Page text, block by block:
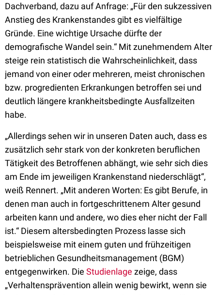
Dachverband, dazu auf Anfrage: „Für den sukzessiven
Anstieg des Krankenstandes gibt es vielfältige
Gründe. Eine wichtige Ursache dürfte der
demografische Wandel sein.“ Mit zunehmendem Alter
steige rein statistisch die Wahrscheinlichkeit, dass
jemand von einer oder mehreren, meist chronischen
bzw. progredienten Erkrankungen betroffen sei und
deutlich längere krankheitsbedingte Ausfallzeiten
habe.
„Allerdings sehen wir in unseren Daten auch, dass es
zusätzlich sehr stark von der konkreten beruflichen
Tätigkeit des Betroffenen abhängt, wie sehr sich dies
am Ende im jeweiligen Krankenstand niederschlägt“,
weiß Rennert. „Mit anderen Worten: Es gibt Berufe, in
denen man auch in fortgeschrittenem Alter gesund
arbeiten kann und andere, wo dies eher nicht der Fall
ist.“ Diesem altersbedingten Prozess lasse sich
beispielsweise mit einem guten und frühzeitigen
betrieblichen Gesundheitsmanagement (BGM)
entgegenwirken. Die Studienlage zeige, dass
„Verhaltensprävention allein wenig bewirkt, wenn sie